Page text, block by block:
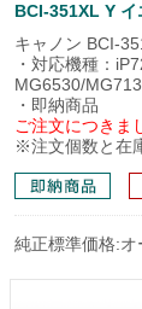
BCI-351XL Y
キャノン BCI-
・対応機種：
MG6530/
・即納商品
ご注文につきま
※注文個数と在
純正標準価格:オ